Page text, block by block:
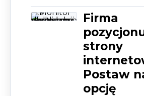
Firma
strony
Postaw
opcję